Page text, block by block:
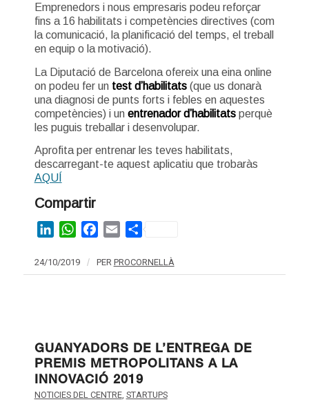
Emprenedors i nous empresaris podeu reforçar
fins a 16 habilitats i competències directives (com
la comunicació, la planificació del temps, el treball
en equip o la motivació).
La Diputació de Barcelona ofereix una eina online
on podeu fer un test d’habilitats(que us donarà
una diagnosi de punts forts i febles en aquestes
competències) i un entrenador d’habilitatsperquè
les puguis treballar i desenvolupar.
Aprofita per entrenar les teves habilitats,
descarregant-te aquest aplicatiu que trobaràs
AQUÍ
Compartir
LinkedInWhatsAppFacebook
EmailShare
24/10/2019 / PER PROCORNELLÀ
GUANYADORS DE L’ENTREGA DE
PREMIS METROPOLITANS A LA
INNOVACIÓ 2019
NOTICIES DEL CENTRE, STARTUPS